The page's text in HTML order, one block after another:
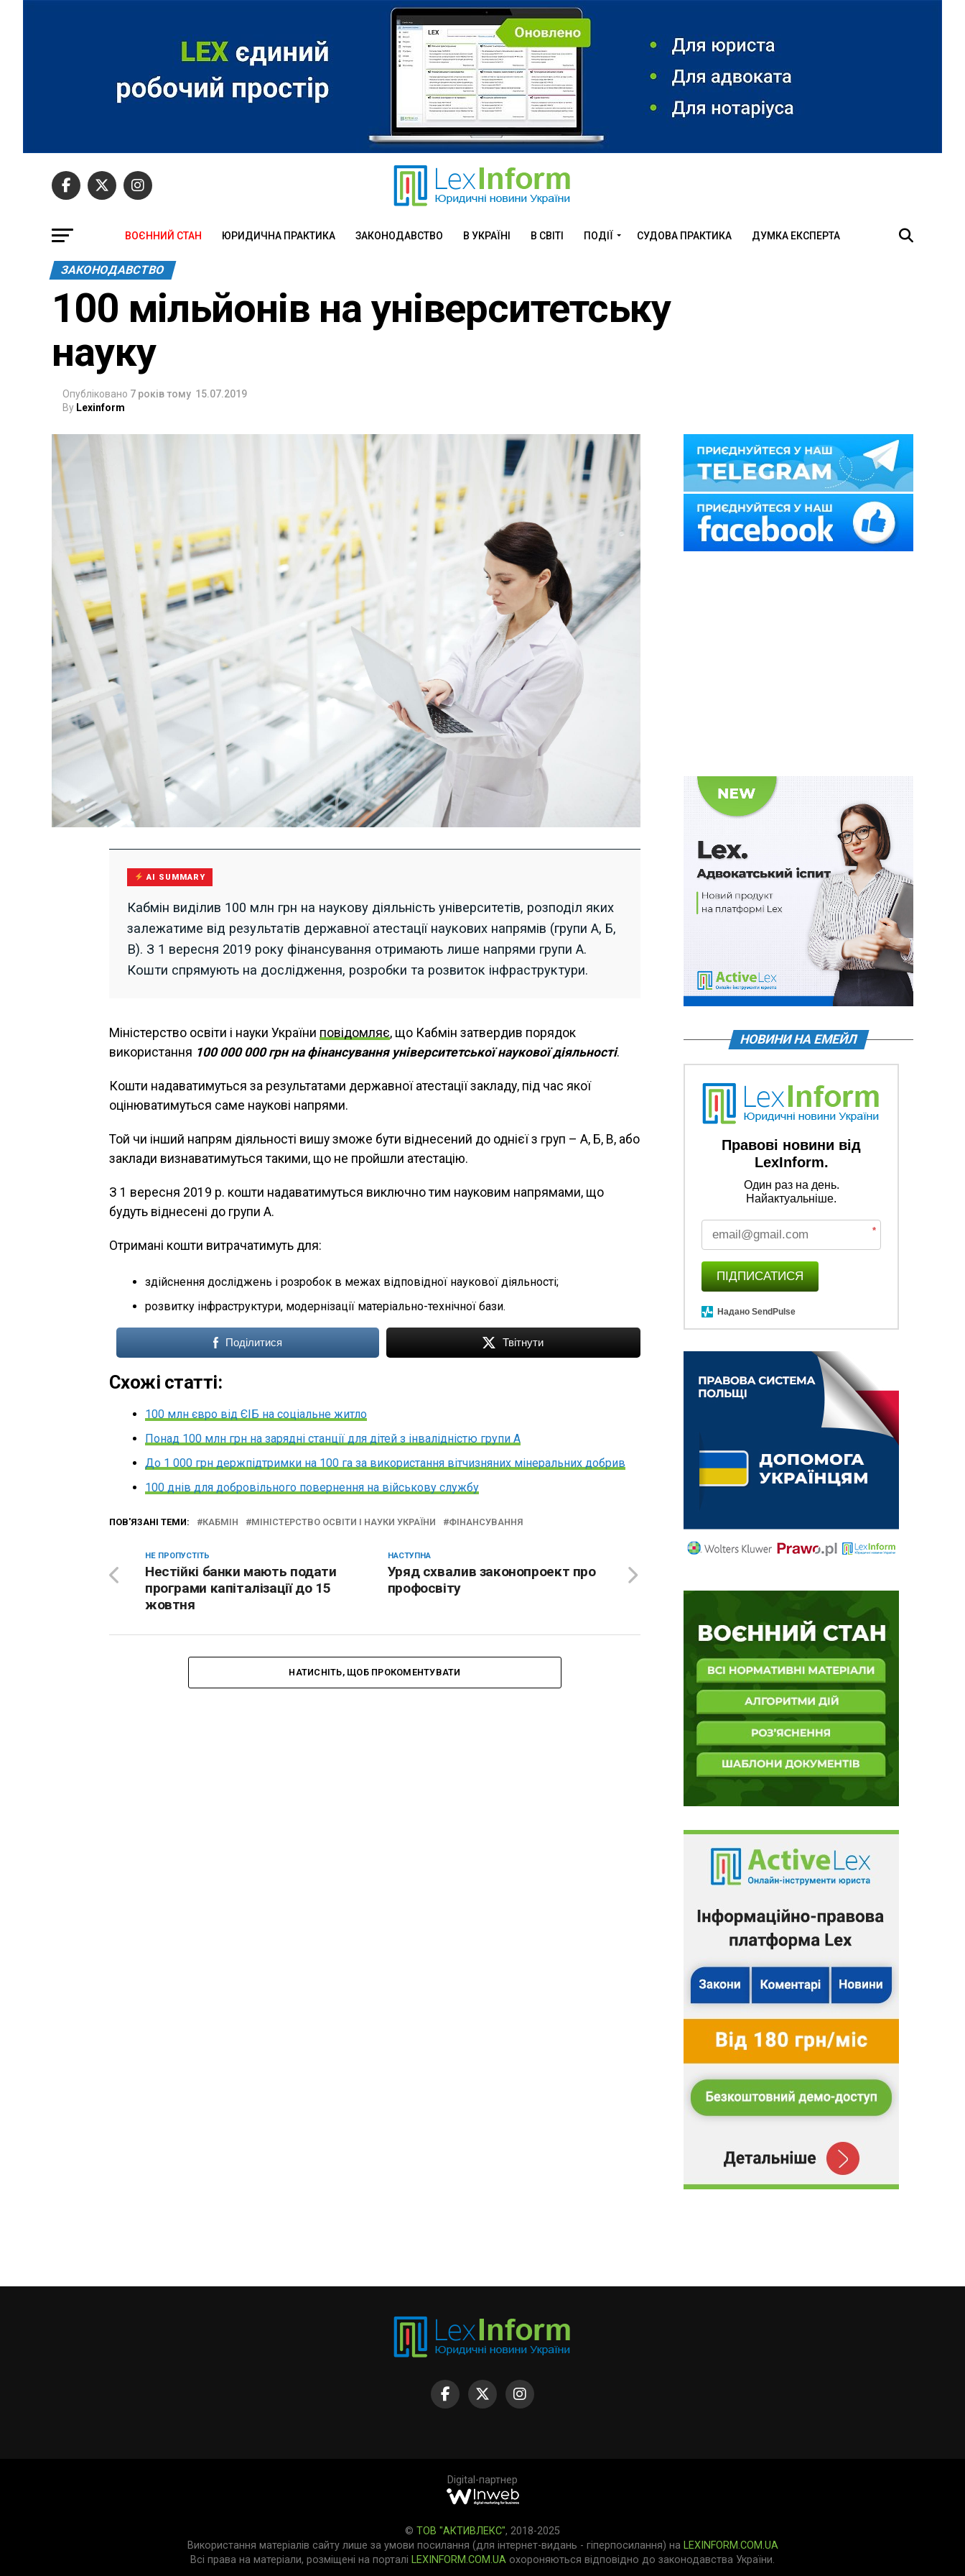
ВОЄННИЙ СТАН ЮРИДИЧНА ПРАКТИКА ЗАКОНОДАВСТВО В УКРАЇНІ В СВІТІ ПОДІЇ СУДОВА ПРАКТИКА ДУМКА ЕКСПЕРТА
ЗАКОНОДАВСТВО
100 мільйонів на університетську
науку
Опубліковано 7 років тому 15.07.2019
By Lexinform
AI SUMMARY
Кабмін виділив 100 млн грн на наукову діяльність університетів, розподіл яких
залежатиме від результатів державної атестації наукових напрямів (групи А, Б,
В). З 1 вересня 2019 року фінансування отримають лише напрями групи А.
Кошти спрямують на дослідження, розробки та розвиток інфраструктури.
Міністерство освіти і науки України повідомляє, що Кабмін затвердив порядок
використання 100 000 000 грн на фінансування університетської наукової діяльності.
Кошти надаватимуться за результатами державної атестації закладу, під час якої
оцінюватимуться саме наукові напрями.
Той чи інший напрям діяльності вишу зможе бути віднесений до однієї з груп – А, Б, В, або
заклади визнаватимуться такими, що не пройшли атестацію.
З 1 вересня 2019 р. кошти надаватимуться виключно тим науковим напрямами, що
будуть віднесені до групи А.
Отримані кошти витрачатимуть для:
здійснення досліджень і розробок в межах відповідної наукової діяльності;
розвитку інфраструктури, модернізації матеріально-технічної бази.
Поділитися Твітнути
Схожі статті:
100 млн євро від ЄІБ на соціальне житло
Понад 100 млн грн на зарядні станції для дітей з інвалідністю групи А
До 1 000 грн держпідтримки на 100 га за використання вітчизняних мінеральних добрив
100 днів для добровільного повернення на військову службу
ПОВ'ЯЗАНІ ТЕМИ: КАБМІН МІНІСТЕРСТВО ОСВІТИ І НАУКИ УКРАЇНИ ФІНАНСУВАННЯ
НАСТУПНА
Уряд схвалив законопроект про
профосвіту
НЕ ПРОПУСТІТЬ
Нестійкі банки мають подати
програми капіталізації до 15
жовтня
НАТИСНІТЬ, ЩОБ ПРОКОМЕНТУВАТИ
НОВИНИ НА ЕМЕЙЛ
Правові новини від
LexInform.
Один раз на день.
Найактуальніше.
*
ПІДПИСАТИСЯ
Надано SendPulse
Digital-партнер
© ТОВ "АКТИВЛЕКС", 2018-2025
Використання матеріалів сайту лише за умови посилання (для інтернет-видань - гіперпосилання) на LEXINFORM.COM.UA
Всі права на матеріали, розміщені на порталі LEXINFORM.COM.UA охороняються відповідно до законодавства України.